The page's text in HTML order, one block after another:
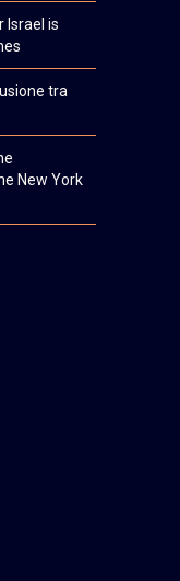
Israel is
tra
New York